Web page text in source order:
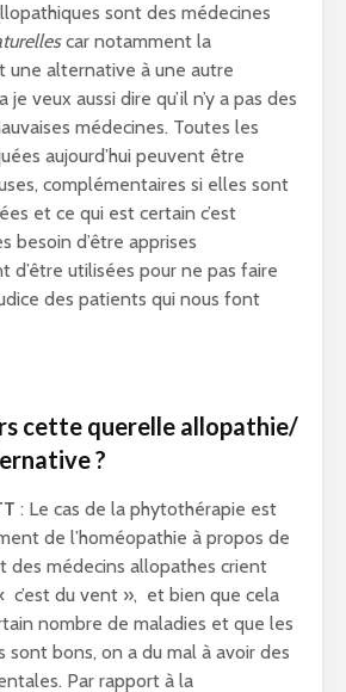
sont des médecines
car notamment la
une alternative à une autre
veux aussi dire qu’il n’y a pas des
médecines. Toutes les
aujourd’hui peuvent être
complémentaires si elles sont
et ce qui est certain c’est
besoin d’être apprises
d’être utilisées pour ne pas faire
des patients qui nous font
cette querelle allopathie/
?
: Le cas de la phytothérapie est
de l’homéopathie à propos de
des médecins allopathes crient
c’est du vent », et bien que cela
nombre de maladies et que les
sont bons, on a du mal à avoir des
Par rapport à la